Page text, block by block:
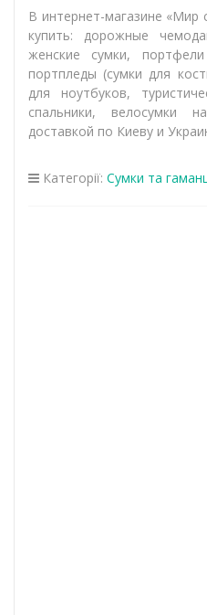
В интернет-магазине
купить: дорожные
женские сумки,
портпледы (сумки для
для ноутбуков,
спальники, велосумки
доставкой по Киеву и
Категорії: Сумки та